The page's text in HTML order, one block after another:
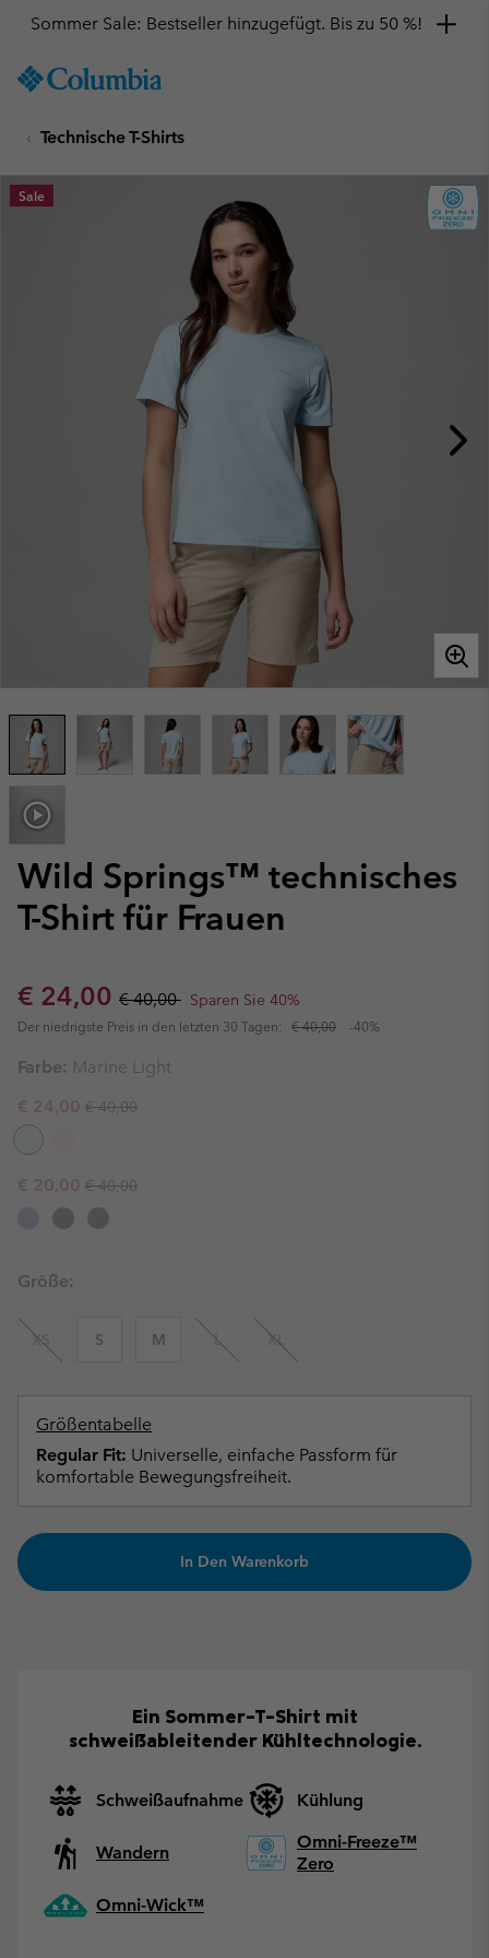
TO
SKIP
MAIN
NAV
Sommer Sale: Bestseller hinzugefügt. Bis zu 50 %!
Technische T-Shirts
Wild Springs™ technisches
T-Shirt für Frauen
Sale price:
€ 24,00 Regular price:
€ 40,00 Sparen Sie 40%
Der niedrigste Preis in den letzten 30 Tagen: € 40,00 -40%
Sale
Farbe: Marine Light
Sale price:
€ 24,00 Regular price:
€ 40,00
Sale price:
€ 20,00 Regular price:
€ 40,00
Größe:
XS S M L XL
Größentabelle
Regular Fit: Universelle, einfache Passform für
komfortable Bewegungsfreiheit.
In Den Warenkorb
Ein Sommer-T-Shirt mit
schweißableitender Kühltechnologie.
Schweißaufnahme Kühlung
Wandern
Omni-Freeze™
Zero
Omni-Wick™